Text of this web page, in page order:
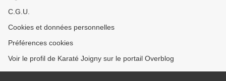
C.G.U.
Cookies et données personnelles
Préférences cookies
Voir le profil de Karaté Joigny sur le portail Overblog